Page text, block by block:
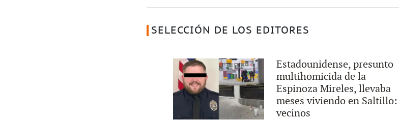
SELECCIÓN DE LOS EDITORES
Estadounidense, presunto
multihomicida de la
Espinoza Mireles, llevaba
meses viviendo en Saltillo:
vecinos